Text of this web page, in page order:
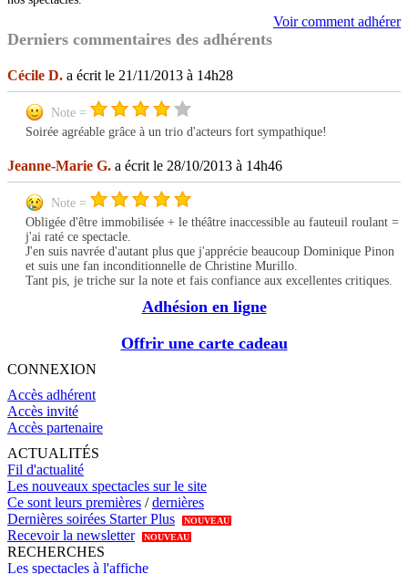
Voir comment adhérer
Derniers commentaires des adhérents
Cécile D. a écrit le 21/11/2013 à 14h28
Note =
Soirée agréable grâce à un trio d'acteurs fort sympathique!
Jeanne-Marie G. a écrit le 28/10/2013 à 14h46
Note =
Obligée d'être immobilisée + le théâtre inaccessible au fauteuil roulant =
j'ai raté ce spectacle.
J'en suis navrée d'autant plus que j'apprécie beaucoup Dominique Pinon
et suis une fan inconditionnelle de Christine Murillo.
Tant pis, je triche sur la note et fais confiance aux excellentes critiques.
Adhésion en ligne
Offrir une carte cadeau
CONNEXION
Accès adhérent
Accès invité
Accès partenaire
ACTUALITÉS
Fil d'actualité
Les nouveaux spectacles sur le site
Ce sont leurs premières /dernières
Dernières soirées Starter Plus
NOUVEAU
Recevoir la newsletter NOUVEAU
RECHERCHES
Les spectacles à l'affiche